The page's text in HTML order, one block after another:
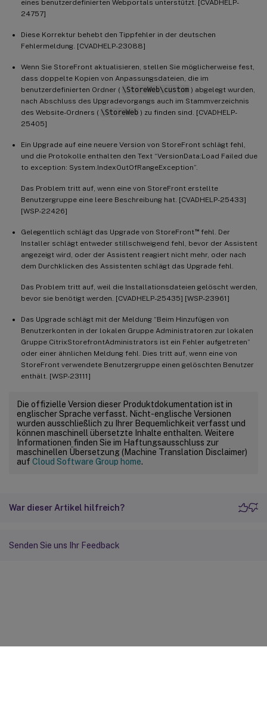
eines benutzerdefinierten Webportals unterstützt. [CVADHELP-
24757]
Diese Korrektur behebt den Tippfehler in der deutschen
Fehlermeldung. [CVADHELP-23088]
Wenn Sie StoreFront aktualisieren, stellen Sie möglicherweise fest,
dass doppelte Kopien von Anpassungsdateien, die im
benutzerdefinierten Ordner ( \StoreWeb\custom ) abgelegt wurden,
nach Abschluss des Upgradevorgangs auch im Stammverzeichnis
des Website-Ordners ( \StoreWeb ) zu finden sind. [CVADHELP-
25405]
Ein Upgrade auf eine neuere Version von StoreFront schlägt fehl,
und die Protokolle enthalten den Text “VersionData:Load Failed due
to exception: System.IndexOutOfRangeException”.
Das Problem tritt auf, wenn eine von StoreFront erstellte
Benutzergruppe eine leere Beschreibung hat. [CVADHELP-25433]
[WSP-22426]
Gelegentlich schlägt das Upgrade von StoreFront™fehl. Der
Installer schlägt entweder stillschweigend fehl, bevor der Assistent
angezeigt wird, oder der Assistent reagiert nicht mehr, oder nach
dem Durchklicken des Assistenten schlägt das Upgrade fehl.
Das Problem tritt auf, weil die Installationsdateien gelöscht werden,
bevor sie benötigt werden. [CVADHELP-25435] [WSP-23961]
Das Upgrade schlägt mit der Meldung “Beim Hinzufügen von
Benutzerkonten in der lokalen Gruppe Administratoren zur lokalen
Gruppe CitrixStorefrontAdministrators ist ein Fehler aufgetreten”
oder einer ähnlichen Meldung fehl. Dies tritt auf, wenn eine von
StoreFront verwendete Benutzergruppe einen gelöschten Benutzer
enthält. [WSP-23111]
Die offizielle Version dieser Produktdokumentation ist in
englischer Sprache verfasst. Nicht-englische Versionen
wurden ausschließlich zu Ihrer Bequemlichkeit verfasst und
können maschinell übersetzte Inhalte enthalten. Weitere
Informationen finden Sie im Haftungsausschluss zur
maschinellen Übersetzung (Machine Translation Disclaimer)
auf Cloud Software Group home.
War dieser Artikel hilfreich?
Senden Sie uns Ihr Feedback